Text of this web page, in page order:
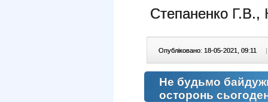
Степаненко Г.В.,
Опубліковано: 18-05-2021, 09:11 |
Не будьмо
осторонь